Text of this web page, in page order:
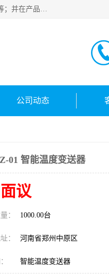
河南福瑞德仪表有限公司是生产销售电容液位计、液氨液位计、小量程液位计定制、智能锅炉水位计、液氮液位计等；并在产品开发、研制的过程中，吸取国内外仪器仪表的技术精华，建立了一支高、精、尖的科研开发队伍，使产品性能不断升级。
公司动态
01 智能温度变送器
面议
： 1000.00台
： 河南省郑州中原区
智能温度变送器